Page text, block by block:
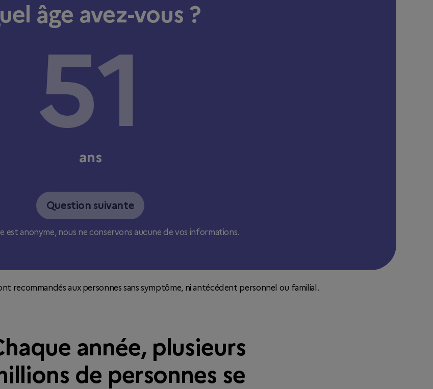
âge avez-vous ?
ans
Question suivante
est anonyme, nous ne conservons aucune de vos informations.
recommandés aux personnes sans symptôme, ni antécédent personnel ou familial.
année, plusieurs
de personnes se